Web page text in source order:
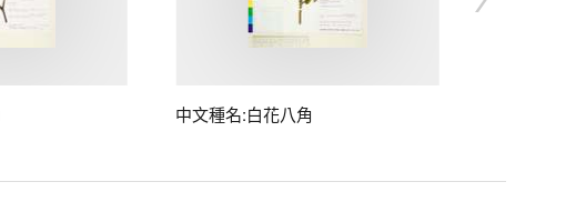
中文種名:白花八角